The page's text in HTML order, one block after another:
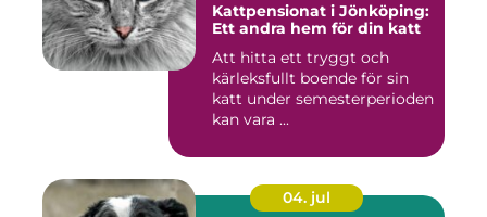
Kattpensionat i Jönköping:
Ett andra hem för din katt
Att hitta ett tryggt och
kärleksfullt boende för sin
katt under semesterperioden
kan vara ...
04. jul